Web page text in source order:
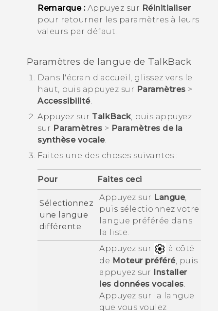
Remarque :Appuyez sur Réinitialiser
pour retourner les paramètres à leurs
valeurs par défaut.
Paramètres de langue de TalkBack
Dans l'écran d'accueil
, glissez vers le
haut, puis appuyez sur Paramètres >
Accessibilité.
Appuyez sur TalkBack , puis appuyez
sur Paramètres > Paramètres de la
synthèse vocale.
Faites une des choses suivantes :
Pour Faites ceci
Sélectionnez
une langue
différente
Appuyez sur Langue,
puis sélectionnez votre
langue préférée dans
la liste.
Appuyez sur
à côté
de Moteur préféré, puis
appuyez sur Installer
les données vocales.
Appuyez sur la langue
que vous voulez